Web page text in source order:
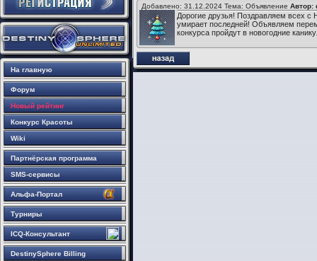
На главную
Форум
Новый рейтинг
Конкурс Красоты
Wiki
Партнёрская программа
SMS-сервисы
Альфа-Портал
Турниры
ICQ-Консультант
DestinySphere Billing
Добавлено: 31.12.2024 Тема: Объявление Автор:
Дорогие друзья! Поздравляем всех
умирает последней! Объявляем
конкурса пройдут в новогодние